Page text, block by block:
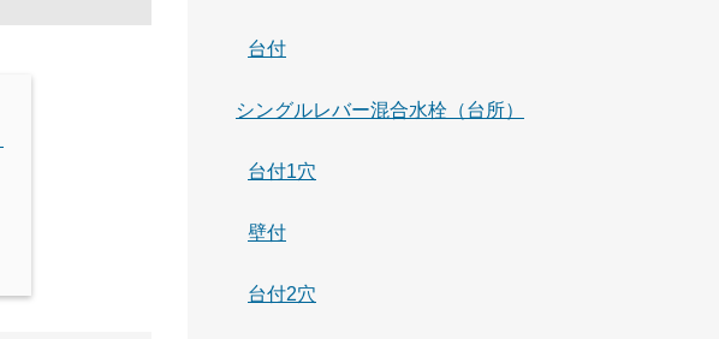
台付
シングルレバー混合水栓（台所）
台付1穴
壁付
台付2穴